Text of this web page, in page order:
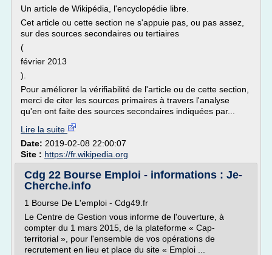
Un article de Wikipédia, l'encyclopédie libre.
Cet article ou cette section ne s'appuie pas, ou pas assez,
sur des sources secondaires ou tertiaires
(
février 2013
).
Pour améliorer la vérifiabilité de l'article ou de cette section,
merci de citer les sources primaires à travers l'analyse
qu'en ont faite des sources secondaires indiquées par...
Lire la suite
Date: 2019-02-08 22:00:07
Site : https://fr.wikipedia.org
Cdg 22 Bourse Emploi - informations : Je-
Cherche.info
1 Bourse De L'emploi - Cdg49.fr
Le Centre de Gestion vous informe de l'ouverture, à
compter du 1 mars 2015, de la plateforme « Cap-
territorial », pour l'ensemble de vos opérations de
recrutement en lieu et place du site « Emploi ...